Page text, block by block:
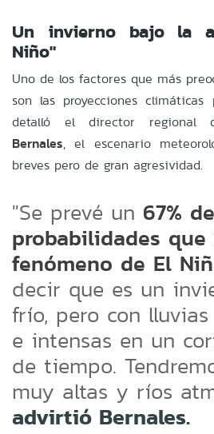
Un invierno bajo la
Niño"
Uno de los factores que más
son las proyecciones climáticas
detalló el director regional
Bernales, el escenario
breves pero de gran agresividad.
"Se prevé un 67% de
probabilidades
fenómeno de El
decir que es un
frío, pero con
e intensas en un
de tiempo.
muy altas y ríos
advirtió Bernales.